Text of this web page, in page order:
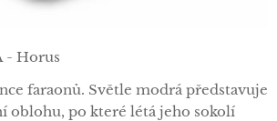
- Horus
faraonů. Světle modrá představuje
oblohu, po které létá jeho sokolí